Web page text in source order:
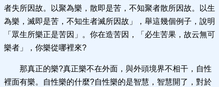
者失所因故。以聚為樂，散即是苦，不知聚者散所因故。以生
為樂，滅即是苦，不知生者滅所因故」，舉這幾個例子，說明
「眾生所樂正是苦因」。你在造苦因，「必生苦果，故云無可
樂者」，你樂從哪裡來?
那真正的樂?真正樂不在外面，與外頭境界不相干，自性
裡面有樂。自性樂的什麼?自性樂的是智慧，智慧開了，對於